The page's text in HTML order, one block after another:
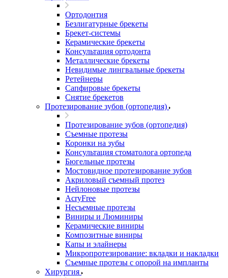
Ортодонтия
Безлигатурные брекеты
Брекет-системы
Керамические брекеты
Консультация ортодонта
Металлические брекеты
Невидимые лингвальные брекеты
Ретейнеры
Сапфировые брекеты
Снятие брекетов
Протезирование зубов (ортопедия)
Протезирование зубов (ортопедия)
Съемные протезы
Коронки на зубы
Консультация стоматолога ортопеда
Бюгельные протезы
Мостовидное протезирование зубов
Акриловый съемный протез
Нейлоновые протезы
AcryFree
Несъемные протезы
Виниры и Люминиры
Керамические виниры
Композитные виниры
Капы и элайнеры
Микропротезирование: вкладки и накладки
Съемные протезы с опорой на импланты
Хирургия